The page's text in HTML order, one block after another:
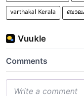
varthakal Kerala